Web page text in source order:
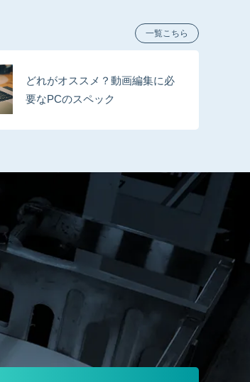
一覧こちら
どれがオススメ？動画編集に必
要なPCのスペック